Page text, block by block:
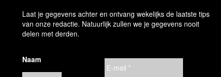
Laat je gegevens achter en ontvang wekelijks de laatste tips
van onze redactie. Natuurlijk zullen we je gegevens nooit
delen met derden.
Naam